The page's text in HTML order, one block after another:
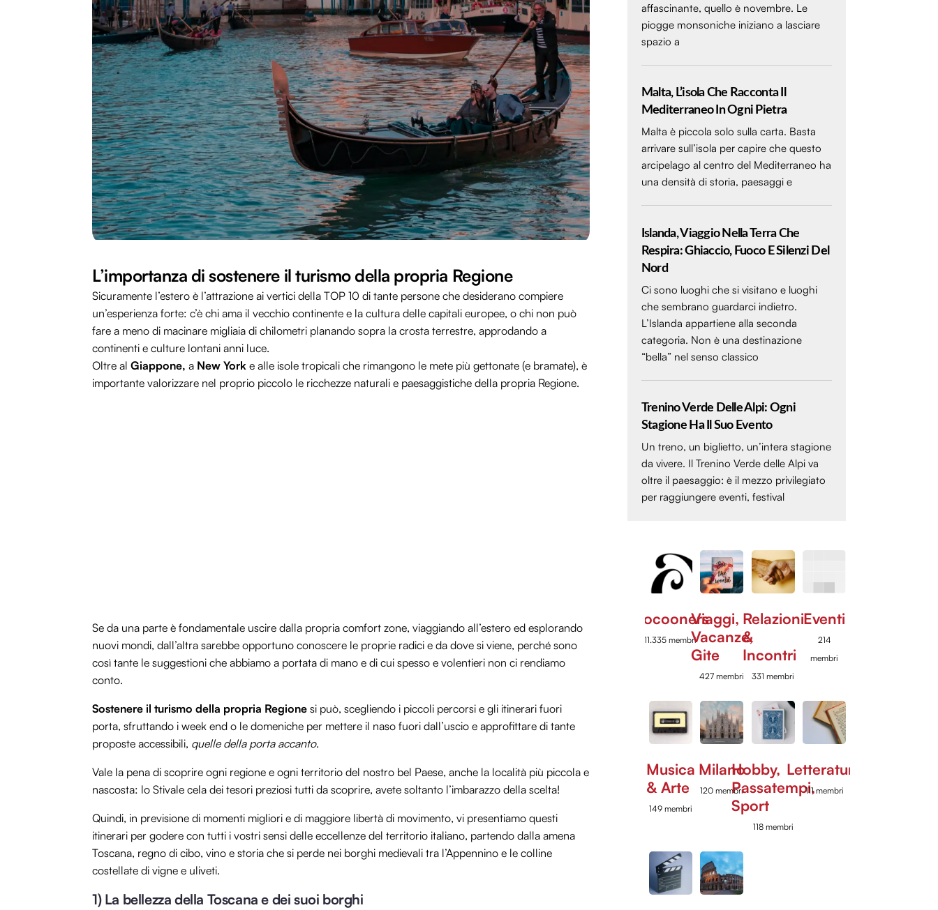
L’importanza di sostenere il turismo della propria Regione
Sicuramente l’estero è l’attrazione ai vertici della TOP 10 di tante persone che desiderano compiere
un’esperienza forte: c’è chi ama il vecchio continente e la cultura delle capitali europee, o chi non può
fare a meno di macinare migliaia di chilometri planando sopra la crosta terrestre, approdando a
continenti e culture lontani anni luce.
Oltre al Giappone, a New York e alle isole tropicali che rimangono le mete più gettonate (e bramate), è
importante valorizzare nel proprio piccolo le ricchezze naturali e paesaggistiche della propria Regione.
Se da una parte è fondamentale uscire dalla propria comfort zone, viaggiando all’estero ed esplorando
nuovi mondi, dall’altra sarebbe opportuno conoscere le proprie radici e da dove si viene, perché sono
così tante le suggestioni che abbiamo a portata di mano e di cui spesso e volentieri non ci rendiamo
conto.
Sostenere il turismo della propria Regione si può, scegliendo i piccoli percorsi e gli itinerari fuori
porta, sfruttando i week end o le domeniche per mettere il naso fuori dall’uscio e approfittare di tante
proposte accessibili, quelle della porta accanto.
Vale la pena di scoprire ogni regione e ogni territorio del nostro bel Paese, anche la località più piccola e
nascosta: lo Stivale cela dei tesori preziosi tutti da scoprire, avete soltanto l’imbarazzo della scelta!
Quindi, in previsione di momenti migliori e di maggiore libertà di movimento, vi presentiamo questi
itinerari per godere con tutti i vostri sensi delle eccellenze del territorio italiano, partendo dalla amena
Toscana, regno di cibo, vino e storia che si perde nei borghi medievali tra l’Appennino e le colline
costellate di vigne e uliveti.
1) La bellezza della Toscana e dei suoi borghi
affascinante, quello è novembre. Le
piogge monsoniche iniziano a lasciare
spazio a
Malta, L’isola Che Racconta Il
Mediterraneo In Ogni Pietra
Malta è piccola solo sulla carta. Basta
arrivare sull’isola per capire che questo
arcipelago al centro del Mediterraneo ha
una densità di storia, paesaggi e
Islanda, Viaggio Nella Terra Che
Respira: Ghiaccio, Fuoco E Silenzi Del
Nord
Ci sono luoghi che si visitano e luoghi
che sembrano guardarci indietro.
L’Islanda appartiene alla seconda
categoria. Non è una destinazione
“bella” nel senso classico
Trenino Verde Delle Alpi: Ogni
Stagione Ha Il Suo Evento
Un treno, un biglietto, un’intera stagione
da vivere. Il Trenino Verde delle Alpi va
oltre il paesaggio: è il mezzo privilegiato
per raggiungere eventi, festival
Cocooners
11.335 membri
Viaggi,
Vacanze,
Gite
427 membri
Relazioni
&
Incontri
331 membri
Eventi
214
membri
Musica
& Arte
149 membri
Milano
120 membri
Hobby,
Passatempi,
Sport
118 membri
Letteratura
111 membri